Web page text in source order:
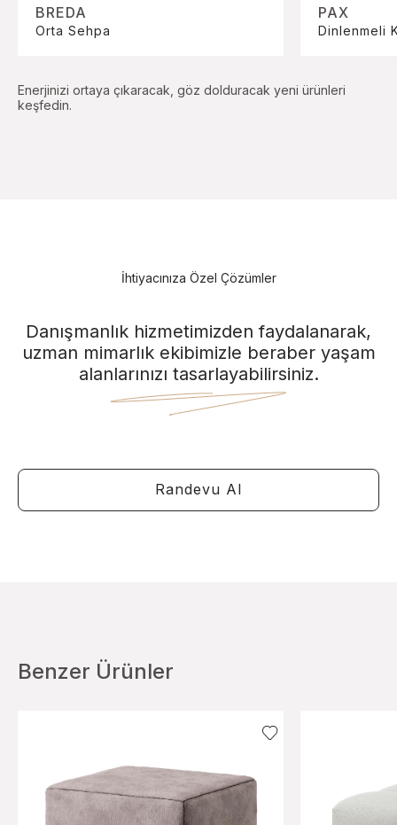
BREDA
Orta Sehpa
PAX
Dinlenmeli
Enerjinizi ortaya çıkaracak, göz dolduracak yeni ürünleri
keşfedin.
İhtiyacınıza Özel Çözümler
Danışmanlık hizmetimizden faydalanarak,
uzman mimarlık ekibimizle beraber yaşam
alanlarınızı tasarlayabilirsiniz.
Randevu Al
Benzer Ürünler